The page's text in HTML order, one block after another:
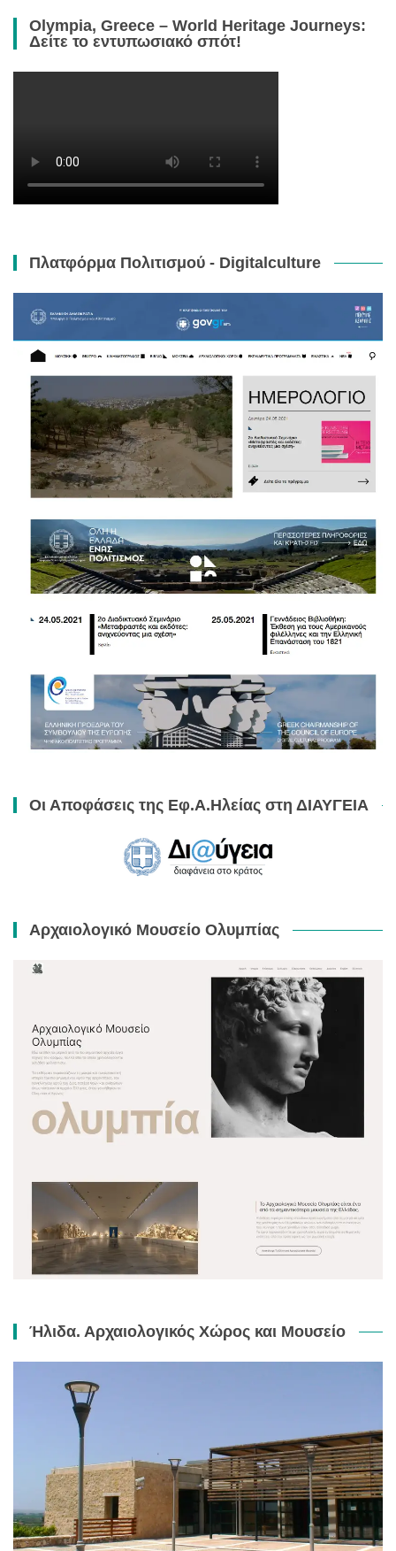
Olympia, Greece – World Heritage Journeys:
Δείτε το εντυπωσιακό σπότ!
Πλατφόρμα Πολιτισμού - Digitalculture
Οι Αποφάσεις της Εφ.Α.Ηλείας στη ΔΙΑΥΓΕΙΑ
Αρχαιολογικό Μουσείο Ολυμπίας
Ήλιδα. Αρχαιολογικός Χώρος και Μουσείο